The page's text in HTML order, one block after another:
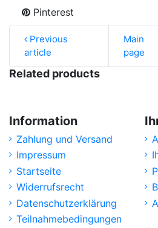
Pinterest
Previous
article
Main
page
Related products
Information
Zahlung und Versand
Impressum
Startseite
Widerrufsrecht
Datenschutzerklärung
Teilnahmebedingungen